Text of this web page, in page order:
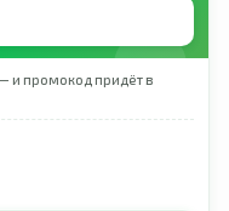
и промокод придёт в